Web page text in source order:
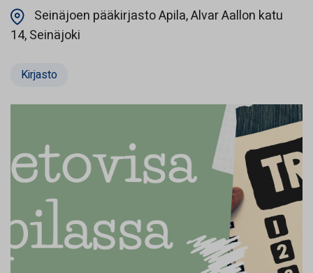
Seinäjoen pääkirjasto Apila, Alvar Aallon katu
14, Seinäjoki
Kirjasto